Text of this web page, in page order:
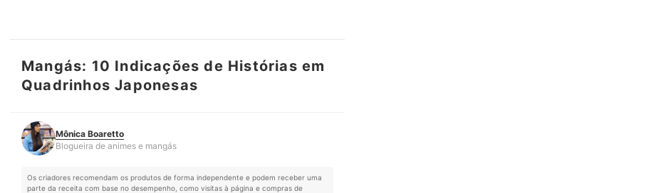
Mônica Boaretto
Blogueira de animes e mangás
Mangás: 10 Indicações de Histórias em
Quadrinhos Japonesas
Mônica Boaretto
Blogueira de animes e mangás
Os criadores recomendam os produtos de forma independente e podem receber uma
parte da receita com base no desempenho, como visitas à página e compras de